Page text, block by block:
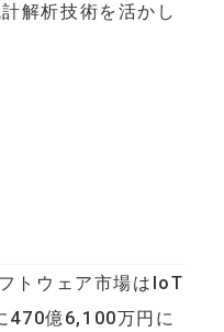
解析技術を活かし
トウェア市場はIoT
470億6,100万円に